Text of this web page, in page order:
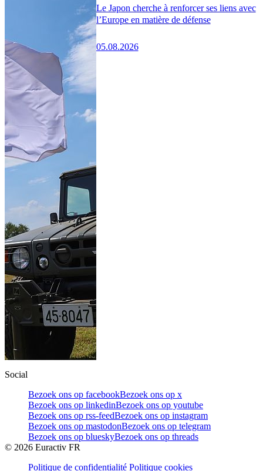
Le Japon cherche à renforcer ses liens avec
l’Europe en matière de défense
05.08.2026
Social
Bezoek ons op facebookBezoek ons op x
Bezoek ons op linkedinBezoek ons op youtube
Bezoek ons op rss-feedBezoek ons op instagram
Bezoek ons op mastodonBezoek ons op telegram
Bezoek ons op blueskyBezoek ons op threads
© 2026 Euractiv FR
Politique de confidentialité Politique cookies